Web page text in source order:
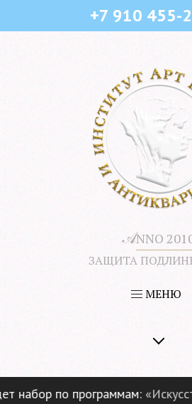
+7 910 455-
𝒜NNO
ЗАЩИТА
МЕНЮ
по программам: